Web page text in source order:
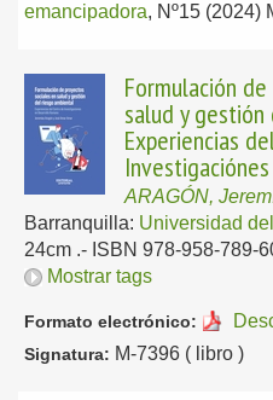
emancipadora, Nº15 (2024)
Formulación
salud y
Experiencias
ARAGÓN,
Barranquilla: Universidad
24cm .- ISBN 978-958-789-
Mostrar tags
Formato electrónico:
Signatura: M-7396 ( libro )